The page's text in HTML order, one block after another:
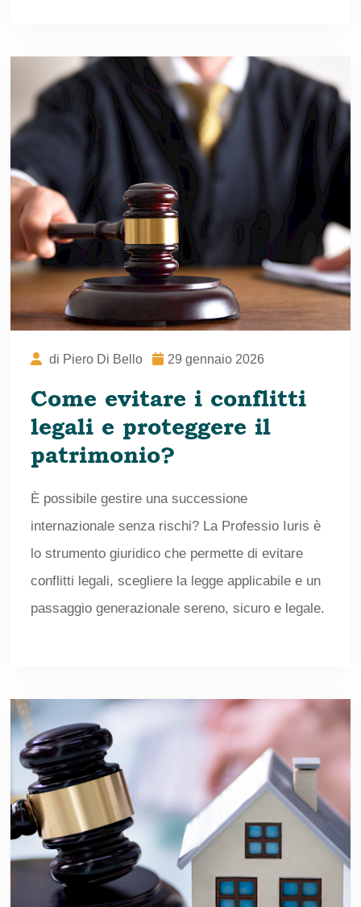
di Piero Di Bello 29 gennaio 2026
Come evitare i conflitti
legali e proteggere il
patrimonio?
È possibile gestire una successione
internazionale senza rischi? La Professio Iuris è
lo strumento giuridico che permette di evitare
conflitti legali, scegliere la legge applicabile e un
passaggio generazionale sereno, sicuro e legale.